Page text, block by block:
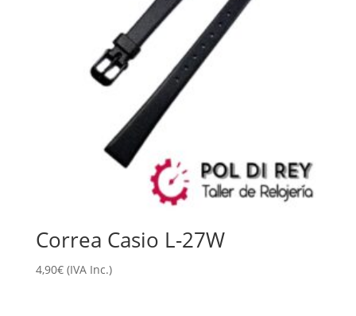
Correa Casio L-27W
4,90€ (IVA Inc.)